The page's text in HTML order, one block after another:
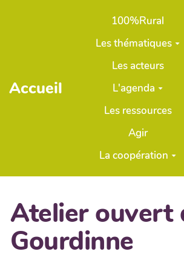
Aller au contenu principal
Accueil
100%Rural
Les thématiques
Les acteurs
L'agenda
Les ressources
Agir
La coopération
Atelier ouvert
Gourdinne